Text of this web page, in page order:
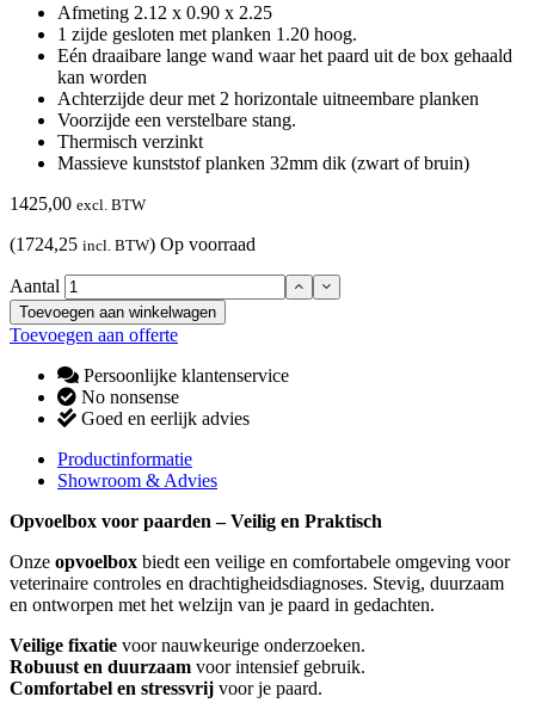
Afmeting 2.12 x 0.90 x 2.25
1 zijde gesloten met planken 1.20 hoog.
Eén draaibare lange wand waar het paard uit de box gehaald
kan worden
Achterzijde deur met 2 horizontale uitneembare planken
Voorzijde een verstelbare stang.
Thermisch verzinkt
Massieve kunststof planken 32mm dik (zwart of bruin)
1425,00 excl. BTW
(1724,25 incl. BTW) Op voorraad
Aantal
Toevoegen aan winkelwagen
Toevoegen aan offerte
Persoonlijke klantenservice
No nonsense
Goed en eerlijk advies
Productinformatie
Showroom & Advies
Opvoelbox voor paarden – Veilig en Praktisch
Onze opvoelbox biedt een veilige en comfortabele omgeving voor
veterinaire controles en drachtigheidsdiagnoses. Stevig, duurzaam
en ontworpen met het welzijn van je paard in gedachten.
Veilige fixatie voor nauwkeurige onderzoeken.
Robuust en duurzaam voor intensief gebruik.
Comfortabel en stressvrij voor je paard.